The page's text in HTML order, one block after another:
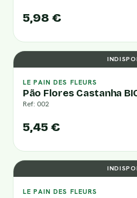
5,98 €
LE PAIN DES FLEURS
Pão Flores Castanha
Ref: 002
5,45 €
LE PAIN DES FLEURS